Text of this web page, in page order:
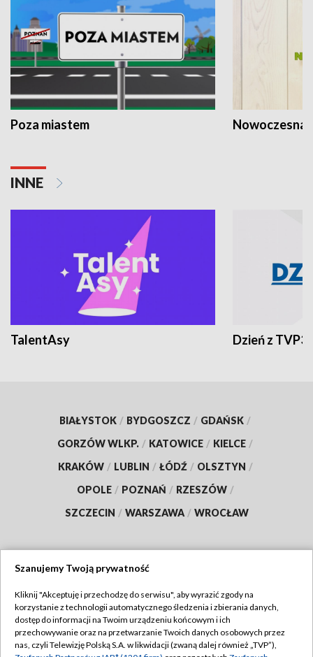
Poza miastem Nowoczesna
INNE
TalentAsy Dzień z TVP3
BIAŁYSTOK / BYDGOSZCZ / GDAŃSK /
GORZÓW WLKP. / KATOWICE / KIELCE /
KRAKÓW / LUBLIN / ŁÓDŹ / OLSZTYN /
OPOLE / POZNAŃ / RZESZÓW /
SZCZECIN / WARSZAWA / WROCŁAW
TVP
Abonament TVP
Regulamin TVP
Szanujemy Twoją prywatność
Kliknij "Akceptuję i przechodzę do serwisu", aby wyrazić zgody na
korzystanie z technologii automatycznego śledzenia i zbierania danych,
dostęp do informacji na Twoim urządzeniu końcowym i ich
przechowywanie oraz na przetwarzanie Twoich danych osobowych przez
nas, czyli Telewizję Polską S.A. w likwidacji (zwaną dalej również „TVP”),